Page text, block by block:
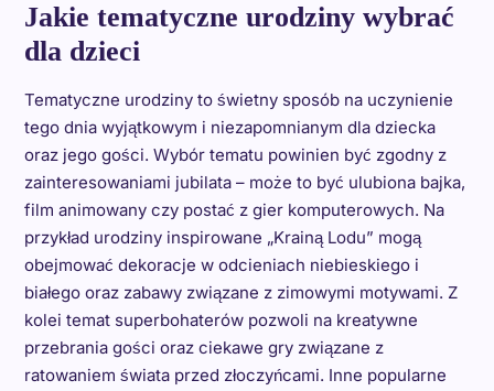
Jakie tematyczne urodziny wybrać
dla dzieci
Tematyczne urodziny to świetny sposób na uczynienie
tego dnia wyjątkowym i niezapomnianym dla dziecka
oraz jego gości. Wybór tematu powinien być zgodny z
zainteresowaniami jubilata – może to być ulubiona bajka,
film animowany czy postać z gier komputerowych. Na
przykład urodziny inspirowane „Krainą Lodu” mogą
obejmować dekoracje w odcieniach niebieskiego i
białego oraz zabawy związane z zimowymi motywami. Z
kolei temat superbohaterów pozwoli na kreatywne
przebrania gości oraz ciekawe gry związane z
ratowaniem świata przed złoczyńcami. Inne popularne